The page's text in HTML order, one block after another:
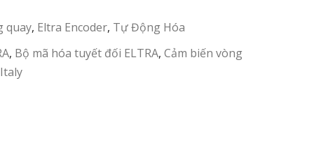
quay, Eltra Encoder, Tự Động Hóa
, Bộ mã hóa tuyết đối ELTRA,Cảm biến vòng